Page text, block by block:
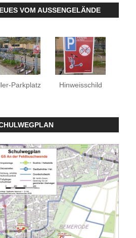
VOM AUSSENGELÄNDE
Parkplatz Hinweisschild